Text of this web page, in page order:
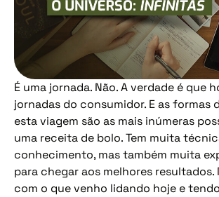
É uma jornada. Não. A verdade é que
jornadas do consumidor. E as formas
esta viagem são as mais inúmeras
uma receita de bolo. Tem muita
conhecimento, mas também muita
para chegar aos melhores resultados.
com o que venho lidando hoje e